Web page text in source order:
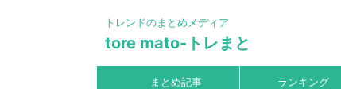
トレンドのまとめメディア
tore mato-トレまと
まとめ記事 ランキング